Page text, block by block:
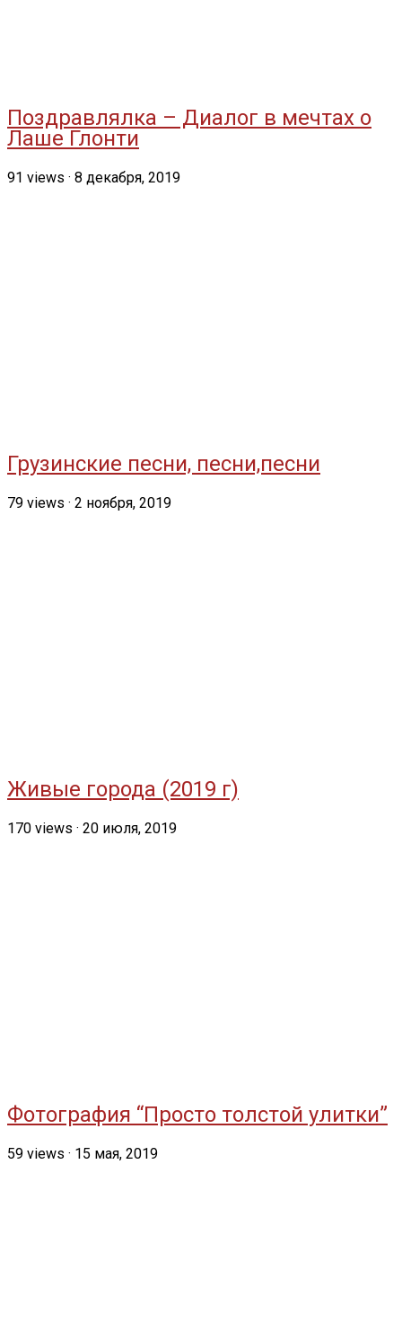
Поздравлялка – Диалог в мечтах о
Лаше Глонти
91 views · 8 декабря, 2019
Грузинские песни, песни,песни
79 views · 2 ноября, 2019
Живые города (2019 г)
170 views · 20 июля, 2019
Фотография “Просто толстой улитки”
59 views · 15 мая, 2019